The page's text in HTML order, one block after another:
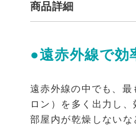
商品詳細
●遠赤外線で効
遠赤外線の中でも、最
ロン）を多く出力し
部屋内が乾燥しない